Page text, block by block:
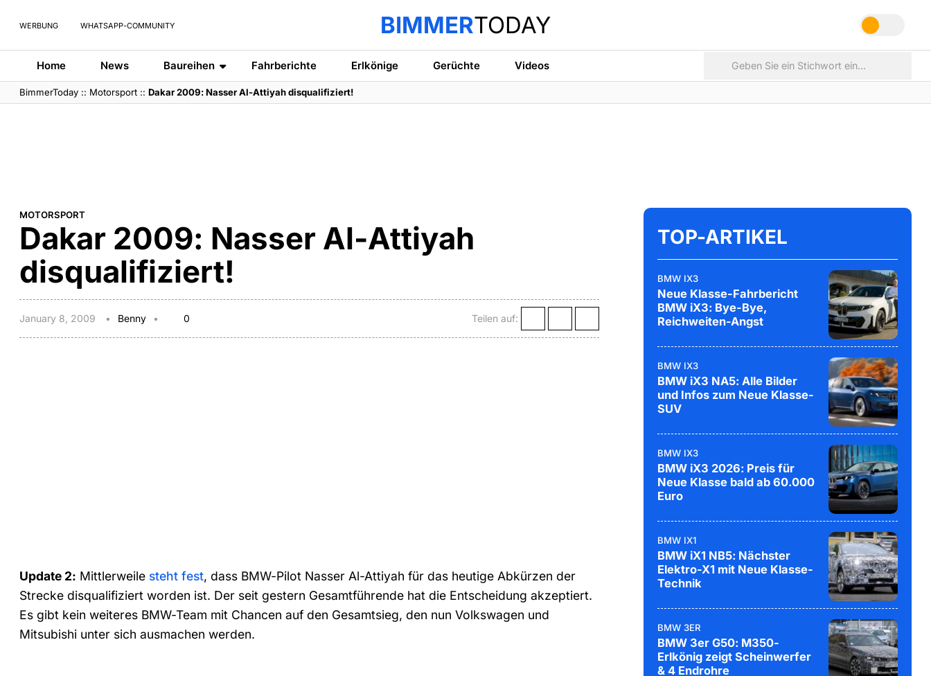
WERBUNG WHATSAPP-COMMUNITY BIMMERTODAY
Home News Baureihen Fahrberichte Erlkönige Gerüchte Videos
BimmerToday :: Motorsport ::Dakar 2009: Nasser Al-Attiyah disqualifiziert!
MOTORSPORT
Dakar 2009: Nasser Al-Attiyah
disqualifiziert!
January 8, 2009 Benny 0 Teilen auf:
Update 2: Mittlerweile steht fest, dass BMW-Pilot Nasser Al-Attiyah für das heutige Abkürzen der
Strecke disqualifiziert worden ist. Der seit gestern Gesamtführende hat die Entscheidung akzeptiert.
Es gibt kein weiteres BMW-Team mit Chancen auf den Gesamtsieg, den nun Volkswagen und
Mitsubishi unter sich ausmachen werden.
TOP-ARTIKEL
BMW IX3
Neue Klasse-Fahrbericht
BMW iX3: Bye-Bye,
Reichweiten-Angst
BMW IX3
BMW iX3 NA5: Alle Bilder
und Infos zum Neue Klasse-
SUV
BMW IX3
BMW iX3 2026: Preis für
Neue Klasse bald ab 60.000
Euro
BMW IX1
BMW iX1 NB5: Nächster
Elektro-X1 mit Neue Klasse-
Technik
BMW 3ER
BMW 3er G50: M350-
Erlkönig zeigt Scheinwerfer
& 4 Endrohre